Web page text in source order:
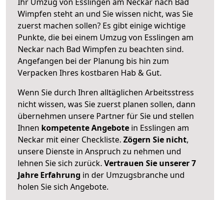
Wimpfen steht an und Sie wissen nicht, was Sie
zuerst machen sollen? Es gibt einige wichtige
Punkte, die bei einem Umzug von Esslingen am
Neckar nach Bad Wimpfen zu beachten sind.
Angefangen bei der Planung bis hin zum
Verpacken Ihres kostbaren Hab & Gut.
Wenn Sie durch Ihren alltäglichen Arbeitsstress
nicht wissen, was Sie zuerst planen sollen, dann
übernehmen unsere Partner für Sie und stellen
Ihnen kompetente Angebote in Esslingen am
Neckar mit einer Checkliste. Zögern Sie nicht,
unsere Dienste in Anspruch zu nehmen und
lehnen Sie sich zurück. Vertrauen Sie unserer 7
Jahre Erfahrung in der Umzugsbranche und
holen Sie sich Angebote.